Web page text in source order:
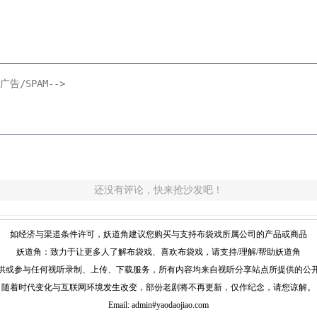
还没有评论，快来抢沙发吧！
如经济与渠道条件许可，妖道角建议您购买与支持布袋戏所属公司的产品或商品
妖道角：致力于让更多人了解布袋戏、喜欢布袋戏，请支持/理解/帮助妖道角
或参与任何视听录制、上传、下载服务，所有内容均来自视听分享站点所提供的公
随着时代变化与互联网环境发生改变，部份老剧将不再更新，仅作纪念，请您谅解。
Email: admin#yaodaojiao.com